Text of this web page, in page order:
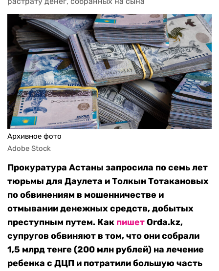
Архивное фото
Adobe Stock
Прокуратура Астаны запросила по семь лет
тюрьмы для Даулета и Толкын Тотакановых
по обвинениям в мошенничестве и
отмывании денежных средств, добытых
преступным путем. Как пишетOrda.kz,
супругов обвиняют в том, что они собрали
1,5 млрд тенге (200 млн рублей) на лечение
ребенка с ДЦП и потратили большую часть